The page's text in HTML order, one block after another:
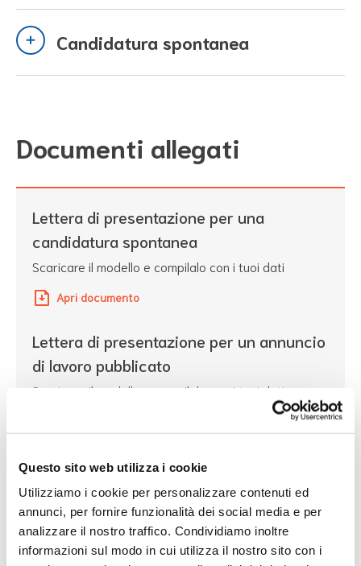
Questo sito web utilizza i cookie
Utilizziamo i cookie per personalizzare contenuti ed
annunci, per fornire funzionalità dei social media e per
analizzare il nostro traffico. Condividiamo inoltre
informazioni sul modo in cui utilizza il nostro sito con i
Candidatura spontanea
Documenti allegati
Lettera di presentazione per una
candidatura spontanea
Scaricare il modello e compilalo con i tuoi dati
Apri documento
Lettera di presentazione per un annuncio
di lavoro pubblicato
Scaricare il modello e compilalo con i tuoi dati
Link utili